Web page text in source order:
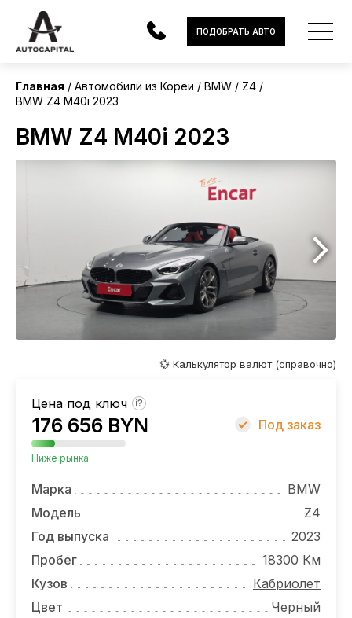
АВТОМОБИЛИ
ЭЛЕКТРОМОБИЛИ
ЛИЗИНГ
НОВОСТИ
О КОМПАНИИ
КОНТАКТЫ
ПОДОБРАТЬ АВТО
Главная Автомобили из Кореи BMW
Z4
BMW Z4 M40i 2023
BMW Z4 M40i 2023
Корея
💱 Калькулятор валют (справочно)
Цена под ключ ?
176 656 BYN
Ниже рынка
Под заказ
Марка
BMW
Модель
Z4
Год выпуска
2023
Пробег
18300 Км
Кузов
Кабриолет
Цвет
Черный